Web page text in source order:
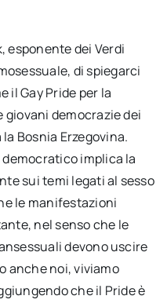
esponente dei Verdi
di spiegarci
il Gay Pride per la
democrazie dei
Bosnia Erzegovina.
democratico implica la
sui temi legati al sesso
le manifestazioni
nel senso che le
devono uscire
anche noi, viviamo
che il Pride è